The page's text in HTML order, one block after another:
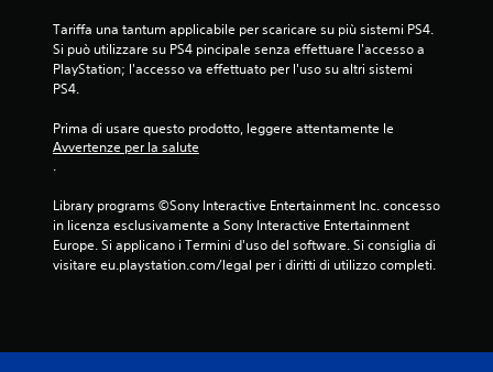
Tariffa una tantum applicabile per scaricare su più sistemi PS4.
Si può utilizzare su PS4 pincipale senza effettuare l'accesso a
PlayStation; l'accesso va effettuato per l'uso su altri sistemi
PS4.
Prima di usare questo prodotto, leggere attentamente le
Avvertenze per la salute
.
Library programs ©Sony Interactive Entertainment Inc. concesso
in licenza esclusivamente a Sony Interactive Entertainment
Europe. Si applicano i Termini d'uso del software. Si consiglia di
visitare eu.playstation.com/legal per i diritti di utilizzo completi.